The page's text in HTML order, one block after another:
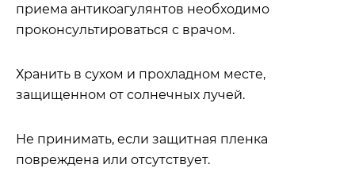
приема антикоагулянтов необходимо
проконсультироваться с врачом.
Хранить в сухом и прохладном месте,
защищенном от солнечных лучей.
Не принимать, если защитная пленка
повреждена или отсутствует.